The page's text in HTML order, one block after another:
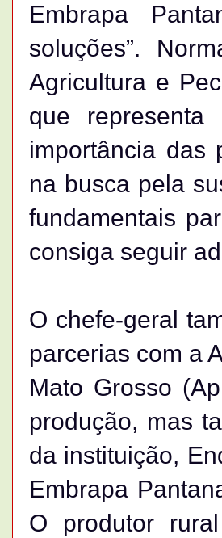
Embrapa
soluções”.
Agricultura e
que
importância das
na busca pela
fundamentais
consiga seguir
O chefe-geral
parcerias com a
Mato Grosso
produção, mas
da instituição,
Embrapa
O produtor